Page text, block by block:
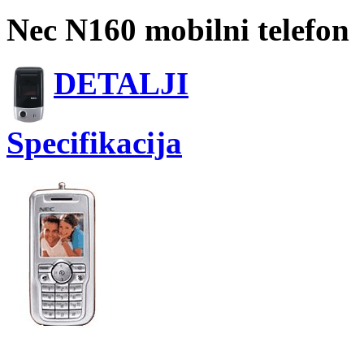
Nec N160 mobilni telefon
DETALJI
Specifikacija